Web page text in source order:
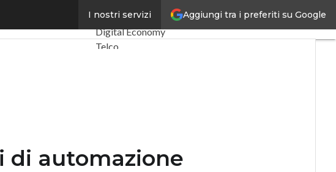
Aggiungi tra i preferiti su Google
I nostri servizi
dall’AIUltimi articoli
Digital Economy
Telco
Videointerviste
Le Guide di
di automazione